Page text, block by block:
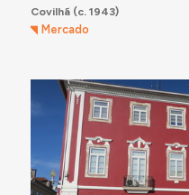
Covilhã(c. 1943)
Mercado